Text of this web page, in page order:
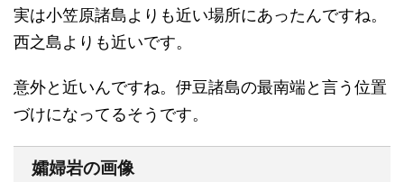
実は小笠原諸島よりも近い場所にあったんですね。
西之島よりも近いです。
意外と近いんですね。伊豆諸島の最南端と言う位置
づけになってるそうです。
孀婦岩の画像